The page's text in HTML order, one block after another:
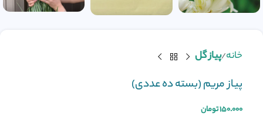
خانه پیاز گل
پیاز مریم (بسته ده عددی)
۱۵۰.۰۰۰تومان